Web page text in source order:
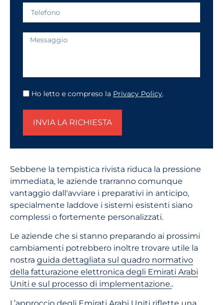
Ho letto e compreso la Privacy Policy.
INVIA LA RICHIESTA
Sebbene la tempistica rivista riduca la pressione
immediata, le aziende trarranno comunque
vantaggio dall'avviare i preparativi in anticipo,
specialmente laddove i sistemi esistenti siano
complessi o fortemente personalizzati.
Le aziende che si stanno preparando ai prossimi
cambiamenti potrebbero inoltre trovare utile la
nostra guida dettagliata sul quadro normativo
della fatturazione elettronica degli Emirati Arabi
Uniti e sul processo di implementazione..
L’approccio degli Emirati Arabi Uniti riflette una